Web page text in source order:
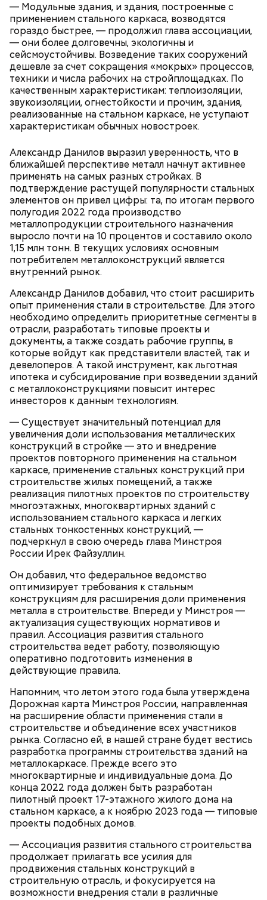
— Модульные здания, и здания, построенные с
применением стального каркаса, возводятся
гораздо быстрее, — продолжил глава ассоциации,
— они более долговечны, экологичны и
сейсмоустойчивы. Возведение таких сооружений
дешевле за счет сокращения «мокрых» процессов,
техники и числа рабочих на стройплощадках. По
качественным характеристикам: теплоизоляции,
звукоизоляции, огнестойкости и прочим, здания,
реализованные на стальном каркасе, не уступают
характеристикам обычных новостроек.
Александр Данилов выразил уверенность, что в
ближайшей перспективе металл начнут активнее
применять на самых разных стройках. В
подтверждение растущей популярности стальных
элементов он привел цифры: та, по итогам первого
полугодия 2022 года производство
металлопродукции строительного назначения
выросло почти на 10 процентов и составило около
1,15 млн тонн. В текущих условиях основным
потребителем металлоконструкций является
внутренний рынок.
Александр Данилов добавил, что стоит расширить
опыт применения стали в строительстве. Для этого
необходимо определить приоритетные сегменты в
отрасли, разработать типовые проекты и
документы, а также создать рабочие группы, в
которые войдут как представители властей, так и
девелоперов. А такой инструмент, как льготная
ипотека и субсидирование при возведении зданий
с металлоконструкциями повысит интерес
инвесторов к данным технологиям.
— Существует значительный потенциал для
увеличения доли использования металлических
конструкций в стройке — это и внедрение
проектов повторного применения на стальном
каркасе, применение стальных конструкций при
строительстве жилых помещений, а также
реализация пилотных проектов по строительству
многоэтажных, многоквартирных зданий с
использованием стального каркаса и легких
стальных тонкостенных конструкций, —
подчеркнул в свою очередь глава Минстроя
России Ирек Файзуллин.
Он добавил, что федеральное ведомство
оптимизирует требования к стальным
конструкциям для расширения доли применения
металла в строительстве. Впереди у Минстроя —
актуализация существующих нормативов и
правил. Ассоциация развития стального
строительства ведет работу, позволяющую
оперативно подготовить изменения в
действующие правила.
Напомним, что летом этого года была утверждена
Дорожная карта Минстроя России, направленная
на расширение области применения стали в
строительстве и объединение всех участников
рынка. Согласно ей, в нашей стране будет вестись
разработка программы строительства зданий на
металлокаркасе. Прежде всего это
многоквартирные и индивидуальные дома. До
конца 2022 года должен быть разработан
пилотный проект 17-этажного жилого дома на
стальном каркасе, а к ноябрю 2023 года — типовые
проекты подобных домов.
— Ассоциация развития стального строительства
продолжает прилагать все усилия для
продвижения стальных конструкций в
строительную отрасль, и фокусируется на
возможности внедрения стали в различные
Вернет молодость и снизит
воспаление: диетолог Писарева
рассказала о пользе черники
— Лисички можно употреблять в различном виде:
жареном, вареном, тушеном, сушеном и соленом.
Однако с точки зрения пользы лучше отдать
предпочтение маринованным, соленым и тушеным
вариациям, — посоветовал эндокринолог.
А в лесах Шатурского округа Московской области
грибники все чаще стали находить мутинус
Равенеля. Это гриб, который также известен как
сморчок вонючий или веселка вонючая. Мутинус
Равенеля завезли в Евразию из Северной Америки,
и в последние годы он стал все чаще встречаться в
средней полосе России.Не опасен ли он и можно
ли собиратьобычные грибы, которые растут
рядом, «Вечерней Москве» рассказал эксперт по
грибам Дмитрий Тихомиров.
Опасные виды грибов хорошо маскируются под
съедобные, поэтому неопытным людям очень
сложнораспознать ложный гриб. Как отличить
«Новым рекордам — быть»: как
активность Эль-Ниньо может
отразиться на предстоящем лете
в России
По его словам, молния может распасться, улететь
или просто погаснуть. Однако есть риск, что она
может и взорваться.
— Заранее предсказать, как объект себя поведет,
невозможно. Если допустить резкое движение,
поток воздуха может увлечь шар за человеком, и
тот будет следовать за ним до тех пор, пока не
угаснет, — объяснил Бычков. — Но чаще всего они
не взрываются. Это редкий случай. Обычно энергия
у них кончается и они затухают.
Однако если молния все же взорвется, то это
или загорится помещение, предупредил эксперт.
— Бояться шаровых молний не надо, важно
сохранять спокойствие. Обычная молния — это
серьезно, особенно если находитесь в воде, около
высоких зданий и предметов, около деревьев, —
отметил ученый.